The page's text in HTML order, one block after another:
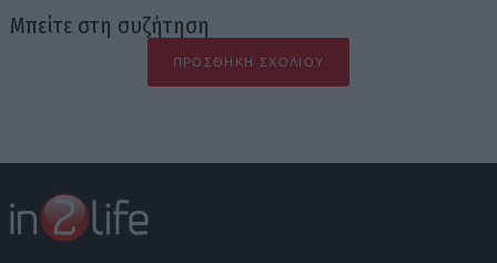
Μπείτε στη συζήτηση
ΠΡΟΣΘΉΚΗ ΣΧΟΛΊΟΥ